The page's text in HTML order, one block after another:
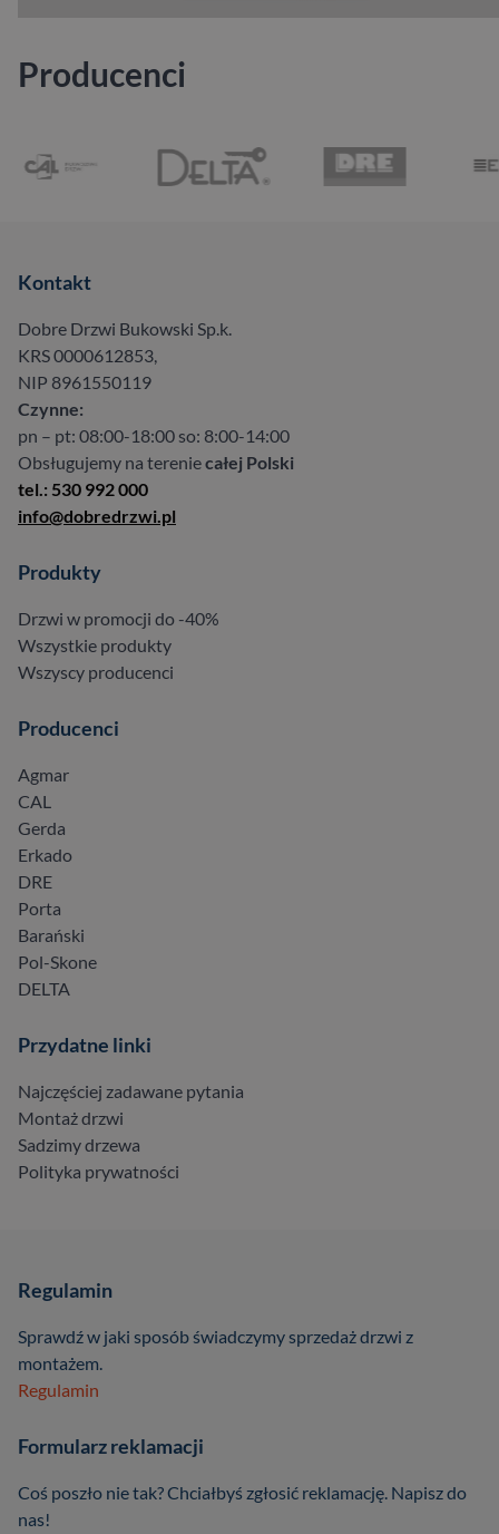
Producenci
Kontakt
Dobre Drzwi Bukowski Sp.k.
KRS 0000612853,
NIP 8961550119
Czynne:
pn – pt: 08:00-18:00 so: 8:00-14:00
Obsługujemy na tereniecałej Polski
tel.: 530 992 000
info@dobredrzwi.pl
Produkty
Drzwi w promocji do -40%
Wszystkie produkty
Wszyscy producenci
Producenci
Agmar
CAL
Gerda
Erkado
DRE
Porta
Barański
Pol-Skone
DELTA
Przydatne linki
Najczęściej zadawane pytania
Montaż drzwi
Sadzimy drzewa
Polityka prywatności
Regulamin
Sprawdź w jaki sposób świadczymy sprzedaż drzwi z
montażem.
Regulamin
Formularz reklamacji
Coś poszło nie tak? Chciałbyś zgłosić reklamację. Napisz do
nas!